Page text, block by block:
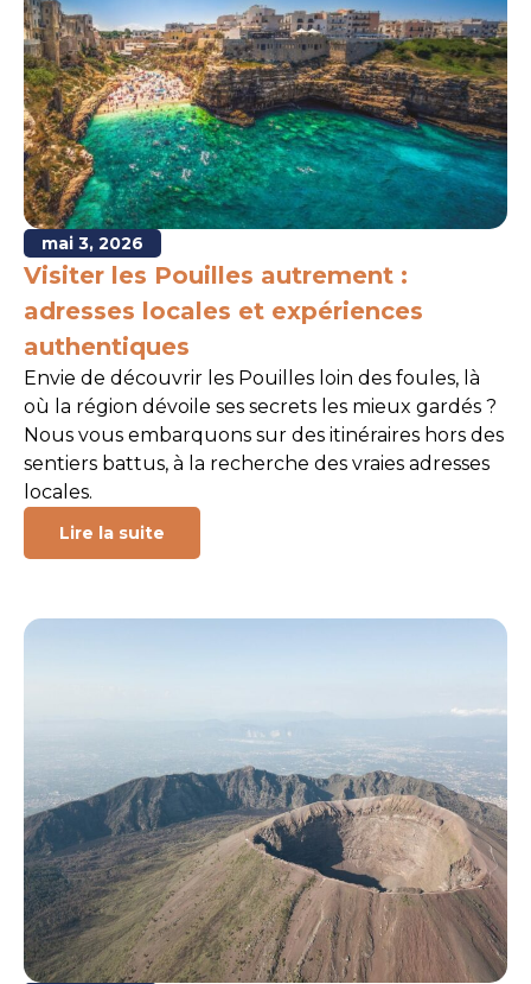
mai 3, 2026
Visiter les Pouilles autrement :
adresses locales et expériences
authentiques
Envie de découvrir les Pouilles loin des foules, là
où la région dévoile ses secrets les mieux gardés ?
Nous vous embarquons sur des itinéraires hors des
sentiers battus, à la recherche des vraies adresses
locales.
Lire la suite